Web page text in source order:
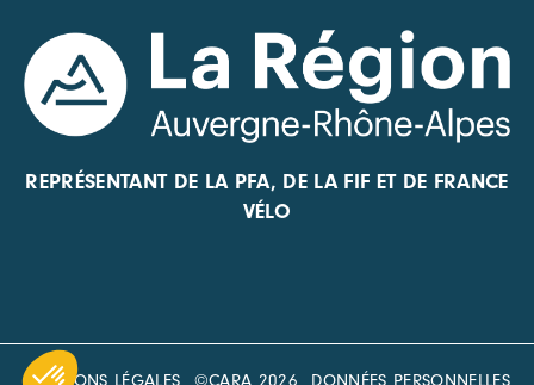
REPRÉSENTANT DE LA PFA, DE LA FIF ET DE FRANCE
VÉLO
MENTIONS LÉGALES ©CARA 2026 DONNÉES PERSONNELLES